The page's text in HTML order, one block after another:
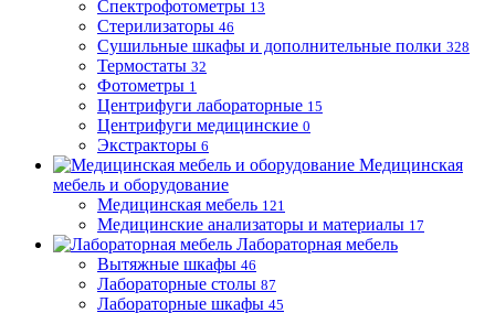
Спектрофотометры 13
Стерилизаторы 46
Сушильные шкафы и дополнительные полки 328
Термостаты 32
Фотометры 1
Центрифуги лабораторные 15
Центрифуги медицинские 0
Экстракторы 6
Медицинская
мебель и оборудование
Медицинская мебель 121
Медицинские анализаторы и материалы 17
Лабораторная мебель
Вытяжные шкафы 46
Лабораторные столы 87
Лабораторные шкафы 45